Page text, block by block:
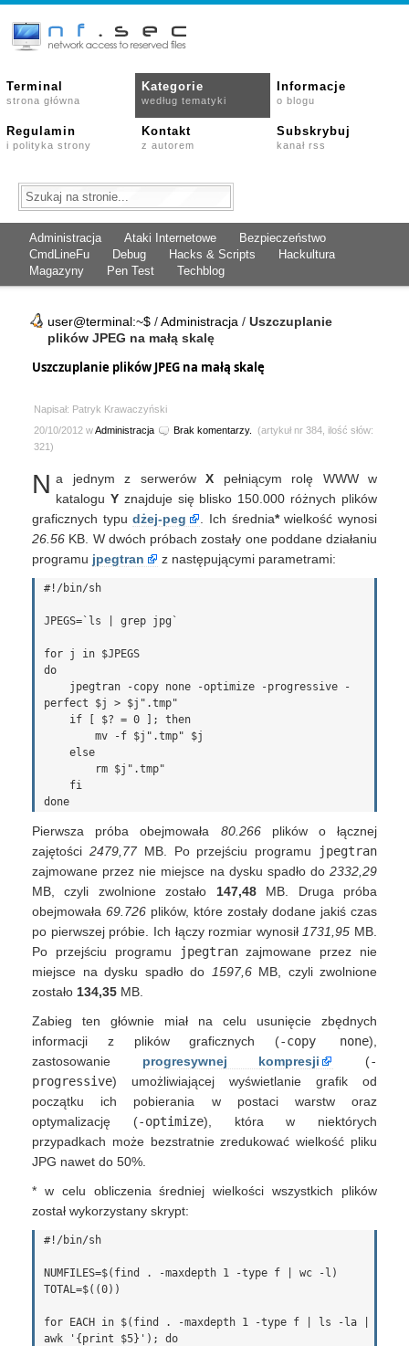
Terminal
strona główna
Kategorie
według tematyki
Informacje
o blogu
Regulamin
i polityka strony
Kontakt
z autorem
Subskrybuj
kanał rss
Administracja Ataki Internetowe
Bezpieczeństwo
CmdLineFu
Debug Hacks & Scripts
Hackultura
Magazyny
Pen Test Techblog
user@terminal:~$ /Administracja / Uszczuplanie
plików JPEG na małą skalę
Uszczuplanie plików JPEG na małą skalę
Napisał: Patryk Krawaczyński
20/10/2012 wAdministracja Brak komentarzy.
(artykuł nr 384, ilość słów:
321)
N a jednym z serwerów X pełniącym rolę WWW w
katalogu Yznajduje się blisko 150.000 różnych plików
graficznych typudżej-peg . Ich średnia*wielkość wynosi
26.56 KB. W dwóch próbach zostały one poddane działaniu
programu jpegtran z następującymi parametrami:
#!/bin/sh
JPEGS=`ls | grep jpg`
for j in $JPEGS
do
perfect $j > $j".tmp"
Pierwsza próba obejmowała 80.266plików o łącznej
zajętości 2479,77MB. Po przejściu programu
jpegtran
zajmowane przez nie miejsce na dysku spadło do 2332,29
MB, czyli zwolnione zostało 147,48MB. Druga próba
obejmowała 69.726 plików, które zostały dodane jakiś czas
po pierwszej próbie. Ich łączy rozmiar wynosił 1731,95 MB.
Po przejściu programu
jpegtranzajmowane przez nie
miejsce na dysku spadło do
1597,6MB, czyli zwolnione
zostało 134,35 MB.
Zabieg ten głównie miał na celu usunięcie zbędnych
informacji z plików graficznych (-copy none),
zastosowanie progresywnej kompresji (-
progressive) umożliwiającej wyświetlanie grafik od
początku ich pobierania w postaci warstw oraz
optymalizację (-optimize), która w niektórych
przypadkach może bezstratnie zredukować wielkość pliku
JPG nawet do 50%.
* w celu obliczenia średniej wielkości wszystkich plików
został wykorzystany skrypt:
#!/bin/sh
NUMFILES=$(find . -maxdepth 1 -type f | wc -l)
TOTAL=$((0))
for EACH in $(find . -maxdepth 1 -type f | ls -la |
awk '{print $5}'); do